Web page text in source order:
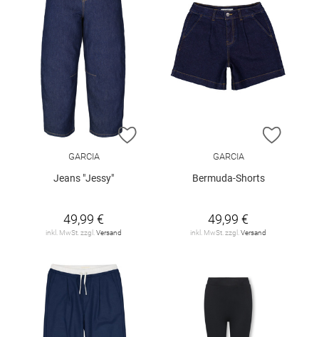
ZUR WUNSCHLISTE HINZUFÜGEN
GARCIA
Jeans "Jessy"
49,99 €
inkl. MwSt. zzgl. Versand
ZUR
GARCIA
Bermuda-Shorts
49,99 €
inkl. MwSt. zzgl. Versand